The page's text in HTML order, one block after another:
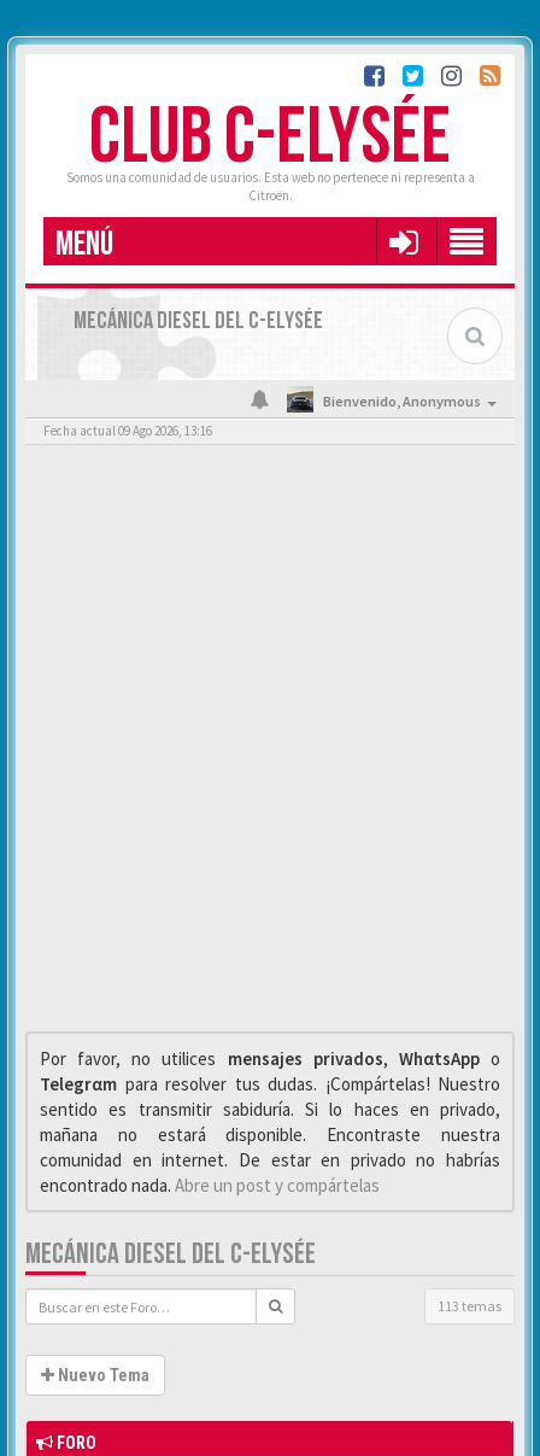
CLUB C-ELYSÉE
Somos una comunidad de usuarios. Esta web no pertenece ni representa a
Citroën.
MENÚ
MECÁNICA DIESEL DEL C-ELYSÉE
Bienvenido,Anonymous
Fecha actual 09 Ago 2026, 13:16
Por favor, no utilices mensajes privados, WhαtsAppo
Telegrαm para resolver tus dudas. ¡Compártelas! Nuestro
sentido es transmitir sabiduría. Si lo haces en privado,
mañana no estará disponible. Encontraste nuestra
comunidad en internet. De estar en privado no habrías
encontrado nada. Abre un post y compártelas
MECÁNICA DIESEL DEL C-ELYSÉE
113 temas
Nuevo Tema
FORO